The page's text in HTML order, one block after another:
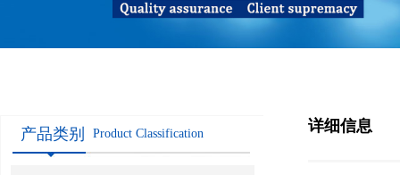
产品类别 Product Classification 详细信息